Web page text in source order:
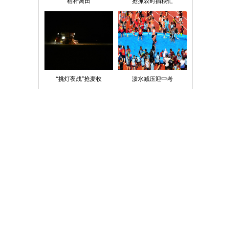
“挑灯夜战”抢麦收 泼水减压迎中考